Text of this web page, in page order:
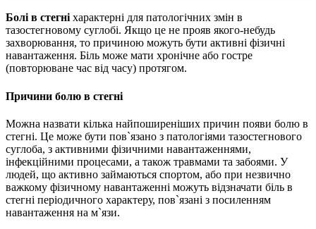
Болі в стегні характерні для патологічних змін в
тазостегновому суглобі. Якщо це не прояв якого-небудь
захворювання, то причиною можуть бути активні фізичні
навантаження. Біль може мати хронічне або гостре
(повторюване час від часу) протягом.
Причини болю в стегні
Можна назвати кілька найпоширеніших причин появи болю в
стегні. Це може бути пов`язано з патологіями тазостегнового
суглоба, з активними фізичними навантаженнями,
інфекційними процесами, а також травмами та забоями. У
людей, що активно займаються спортом, або при незвично
важкому фізичному навантаженні можуть відзначати біль в
стегні періодичного характеру, пов`язані з посиленням
навантаження на м`язи.